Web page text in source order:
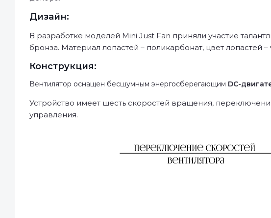
Дизайн:
В разработке моделей Mini Just Fan приняли участие
бронза. Материал лопастей – поликарбонат, цвет лопастей
Конструкция:
Вентилятор оснащен бесшумным энергосберегающим DC-
Устройство имеет шесть скоростей вращения,
управления.